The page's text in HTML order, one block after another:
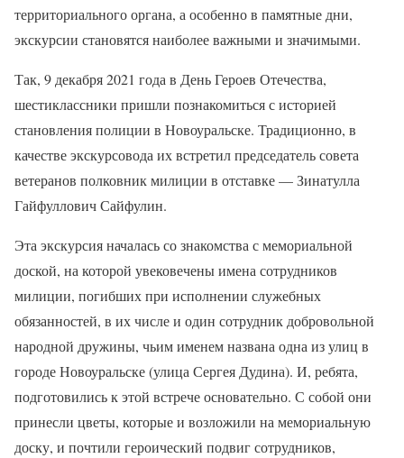
территориального органа, а особенно в памятные дни,
экскурсии становятся наиболее важными и значимыми.
Так, 9 декабря 2021 года в День Героев Отечества,
шестиклассники пришли познакомиться с историей
становления полиции в Новоуральске. Традиционно, в
качестве экскурсовода их встретил председатель совета
ветеранов полковник милиции в отставке — Зинатулла
Гайфуллович Сайфулин.
Эта экскурсия началась со знакомства с мемориальной
доской, на которой увековечены имена сотрудников
милиции, погибших при исполнении служебных
обязанностей, в их числе и один сотрудник добровольной
народной дружины, чьим именем названа одна из улиц в
городе Новоуральске (улица Сергея Дудина). И, ребята,
подготовились к этой встрече основательно. С собой они
принесли цветы, которые и возложили на мемориальную
доску, и почтили героический подвиг сотрудников,